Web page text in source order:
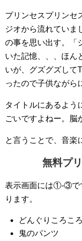
プリンセスプリンセ
ジオから流れていま
の事を思い出す。「
いた記憶、、、ほん
いが、グズグズして
ったので子供ながら
タイトルにあるよう
ごいですよねー。脳
と言うことで、音楽
無料プ
表示画面には①-③で
ります。
どんぐりころころ
鬼のパンツ